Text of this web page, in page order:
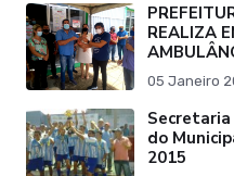
REALIZA
05 Janeiro
do
2015